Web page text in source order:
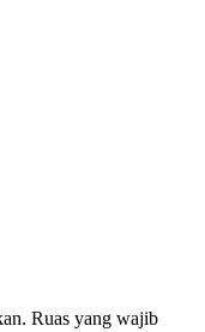
Ruas yang wajib